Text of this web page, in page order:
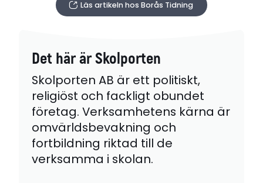
Läs artikeln hos Borås Tidning
Det här är Skolporten
Skolporten AB är ett politiskt,
religiöst och fackligt obundet
företag. Verksamhetens kärna är
omvärldsbevakning och
fortbildning riktad till de
verksamma i skolan.